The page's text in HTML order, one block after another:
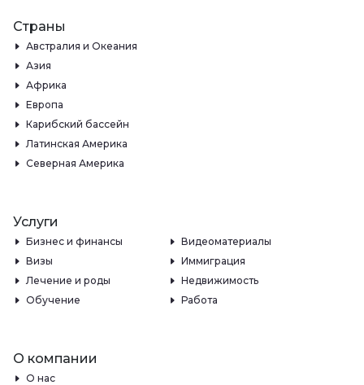
Страны
Австралия и Океания
Азия
Африка
Европа
Карибский бассейн
Латинская Америка
Северная Америка
Услуги
Бизнес и финансы
Видеоматериалы
Визы
Иммиграция
Лечение и роды
Недвижимость
Обучение
Работа
О компании
О нас